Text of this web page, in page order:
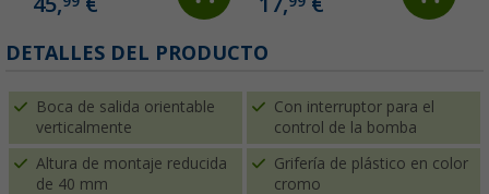
DETALLES DEL PRODUCTO
Boca de salida orientable
verticalmente
Con interruptor para el
control de la bomba
Altura de montaje reducida
de 40 mm
Grifería de plástico en color
cromo